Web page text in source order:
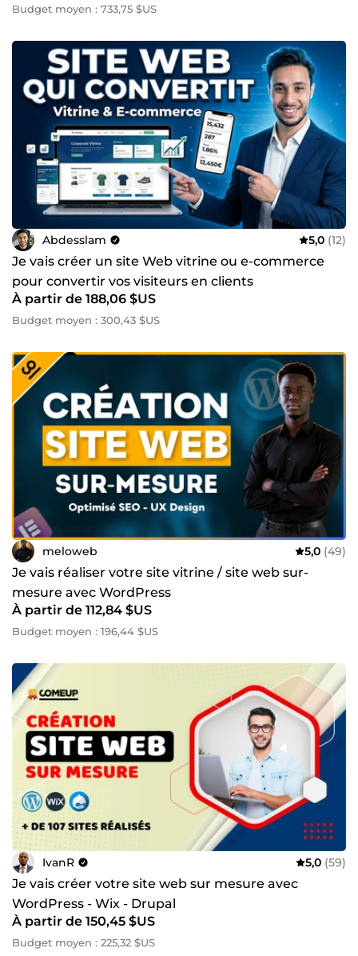
Budget moyen : 733,75 $US
Abdesslam 5,0 (12)
Je vais créer un site Web vitrine ou e-commerce
pour convertir vos visiteurs en clients
À partir de 188,06 $US
Budget moyen : 300,43 $US
meloweb 5,0 (49)
Je vais réaliser votre site vitrine / site web sur-
mesure avec WordPress
À partir de 112,84 $US
Budget moyen : 196,44 $US
IvanR 5,0 (59)
Je vais créer votre site web sur mesure avec
WordPress - Wix - Drupal
À partir de 150,45 $US
Budget moyen : 225,32 $US